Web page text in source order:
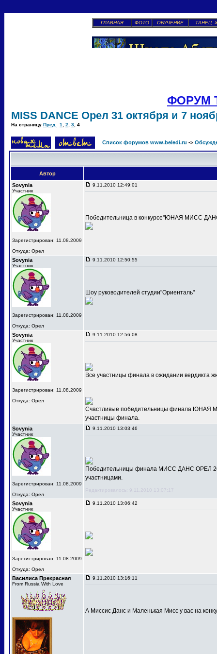
ГЛАВНАЯ ФОТО ОБУЧЕНИЕ ТАНЕЦ
ФОРУМ
MISS DANCE Орел 31 октября и 7
На страницу Пред. 1 2 3 4
Список форумов www.beledi.ru ->
Автор
Sovynia
Участник
Зарегистрирован: 11.08.2009
Откуда: Орел
9.11.2010 12:49:01
Победительница в конкурсе"ЮНАЯ МИСС
Sovynia
Участник
Зарегистрирован: 11.08.2009
Откуда: Орел
9.11.2010 12:50:55
Шоу руководителей студии"Ориенталь"
Sovynia
Участник
Зарегистрирован: 11.08.2009
Откуда: Орел
9.11.2010 12:56:08
Все участницы финала в ожидании вердикта
Счастливые победительницы финала ЮНАЯ
участницы финала.
Sovynia
Участник
Зарегистрирован: 11.08.2009
Откуда: Орел
9.11.2010 13:03:46
Победительницы финала МИСС ДАНС ОРЕЛ
участницами.
Редактировалось: 9.11.2010 13:07:17
Sovynia
Участник
Зарегистрирован: 11.08.2009
Откуда: Орел
9.11.2010 13:06:42
Василиса Прекрасная
From Russia With Love
9.11.2010 13:16:11
А Миссис Данс и Маленькая Мисс у вас на